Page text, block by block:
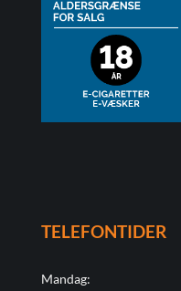
TELEFONTIDER
Mandag: